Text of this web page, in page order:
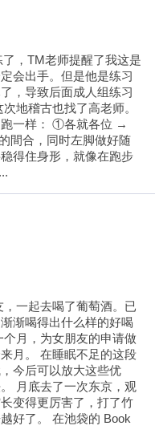
，TM老师提醒了我这是
会出手。但是他是练习
，导致后面成人组练习
地稽古也找了高老师。
跑一样： ①各就各位 →
間合，同时左脚做好随
得住身形，就像在跑步
一起去喝了葡萄酒。已
渐喝得出什么样的好喝
月，为女朋友的申请做
月。 在睡眠不足的这段
今后可以放大这些优
月底去了一次东京，观
变得更厉害了，打了竹
好了。 在池袋的 Book